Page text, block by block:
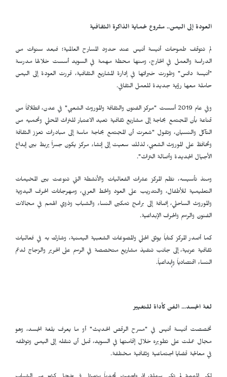
العودة إلى اليمن.. مشروع لحماية الذاكرة الثقافية
لم تتوقف طموحات أنيسة أنيس عند حدود المسارح العالمية؛ فبعد سنوات من
الدراسة والعمل في الخارج، ومنها محطة مهمة في السويد أسست خلالها مدرسة
"أنيسة دانس" وطورت خبراتها في إدارة المشاريع الثقافية، قررت العودة إلى اليمن
حاملة معها رؤية جديدة للعمل الثقافي.
وفي عام 2019 أسست "مركز الفنون والثقافة والموروث الشعبي" في عدن، انطلاقاً من
قناعة بأن المجتمع بحاجة إلى مشاريع ثقافية تعيد الاعتبار للتراث المحلي وتحميه من
التآكل والنسيان، وتقول "شعرت أن المجتمع بحاجة ماسة إلى مبادرات تعزز الثقافة
وتحافظ على الموروث الشعبي، لذلك سعيت إلى إنشاء مركز يكون جسراً يربط بين إبداع
الأجيال الجديدة وأصالة التراث".
ومنذ تأسيسه، نظم المركز عشرات الفعاليات والأنشطة التي تنوعت بين المخيمات
التعليمية للأطفال، والتدريب على العود والخط العربي، ومهرجانات الحرف اليدوية
والموروث الساحلي، إضافة إلى برامج تمكين النساء والشباب وذوي الهمم في مجالات
الفنون والرسم والحرف الإبداعية.
كما أصدر المركز كتاباً يوثق الحلي والمصوغات الشعبية اليمنية، وشارك به في فعاليات
ثقافية عربية، إلى جانب تنفيذ مشاريع متخصصة في الرسم على الحرير والزجاج لدعم
النساء اقتصادياً وإبداعياً.
لغة الجسد... الفن كأداة للتغيير
تخصصت أنيسة أنيس في "مسرح الرقص الحديث" أو ما يعرف بلغة الجسد، وهو
مجال عملت على تطويره خلال إقامتها في السويد، قبل أن تنقله إلى اليمن وتوظفه
في معالجة قضايا اجتماعية وثقافية مختلفة.